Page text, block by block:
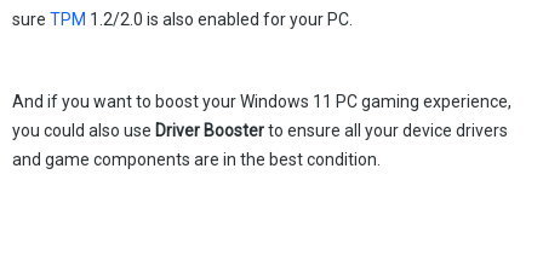
sure TPM 1.2/2.0 is also enabled for your PC.
And if you want to boost your Windows 11 PC gaming experience,
you could also use Driver Boosterto ensure all your device drivers
and game components are in the best condition.